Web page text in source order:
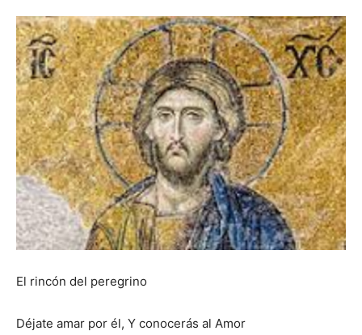
El rincón del peregrino
Déjate amar por él, Y conocerás al Amor